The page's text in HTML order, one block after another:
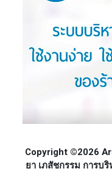
Copyright ©2026
ยา เภสัชกรรม การบ